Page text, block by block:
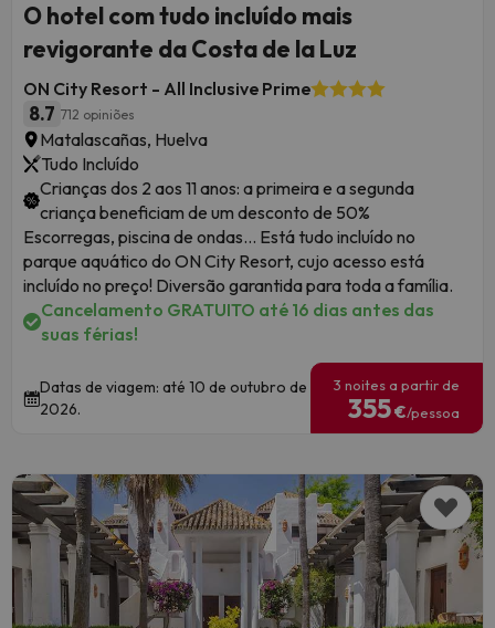
O hotel com tudo incluído mais
revigorante da Costa de la Luz
ON City Resort - All Inclusive Prime
8.7 712 opiniões
Matalascañas, Huelva
Tudo Incluído
Crianças dos 2 aos 11 anos: a primeira e a segunda
criança beneficiam de um desconto de 50%
Escorregas, piscina de ondas... Está tudo incluído no
parque aquático do ON City Resort, cujo acesso está
incluído no preço! Diversão garantida para toda a família.
Cancelamento GRATUITO até 16 dias antes das
suas férias!
Datas de viagem: até 10 de outubro de
2026.
3 noites a partir de
355€/pessoa